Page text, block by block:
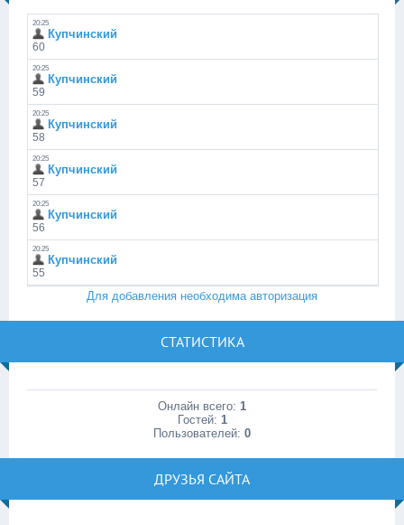
Для добавления необходима авторизация
СТАТИСТИКА
Онлайн всего: 1
Гостей: 1
Пользователей: 0
ДРУЗЬЯ САЙТА